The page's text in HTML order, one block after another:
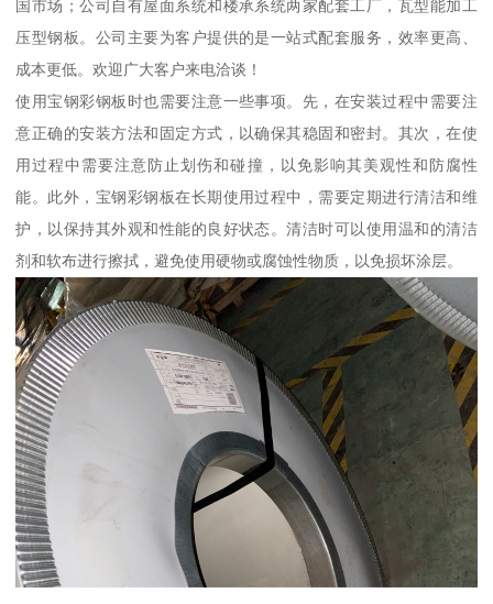
国市场；公司自有屋面系统和楼承系统两家配套工厂，瓦型能加工
压型钢板。公司主要为客户提供的是一站式配套服务，效率更高、
成本更低。欢迎广大客户来电洽谈！
使用宝钢彩钢板时也需要注意一些事项。先，在安装过程中需要注
意正确的安装方法和固定方式，以确保其稳固和密封。其次，在使
用过程中需要注意防止划伤和碰撞，以免影响其美观性和防腐性
能。此外，宝钢彩钢板在长期使用过程中，需要定期进行清洁和维
护，以保持其外观和性能的良好状态。清洁时可以使用温和的清洁
剂和软布进行擦拭，避免使用硬物或腐蚀性物质，以免损坏涂层。